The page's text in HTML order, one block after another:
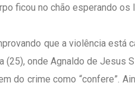
ficou no chão esperando
que a violência está
onde Agnaldo de Jesus
do crime como “confere”.